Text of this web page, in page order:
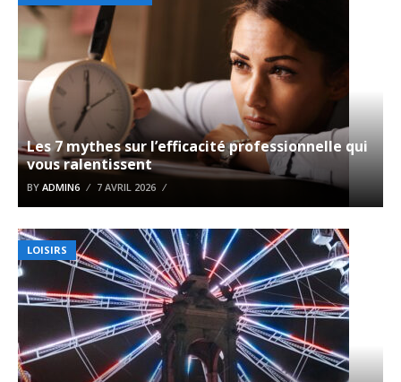
Les 7 mythes sur l’efficacité professionnelle qui
vous ralentissent
BY ADMIN6 7 AVRIL 2026
LOISIRS